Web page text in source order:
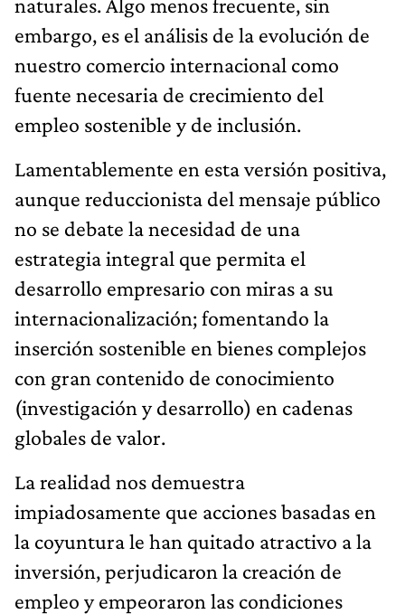
naturales. Algo menos frecuente, sin
embargo, es el análisis de la evolución de
nuestro comercio internacional como
fuente necesaria de crecimiento del
empleo sostenible y de inclusión.
Lamentablemente en esta versión positiva,
aunque reduccionista del mensaje público
no se debate la necesidad de una
estrategia integral que permita el
desarrollo empresario con miras a su
internacionalización; fomentando la
inserción sostenible en bienes complejos
con gran contenido de conocimiento
(investigación y desarrollo) en cadenas
globales de valor.
La realidad nos demuestra
impiadosamente que acciones basadas en
la coyuntura le han quitado atractivo a la
inversión, perjudicaron la creación de
empleo y empeoraron las condiciones